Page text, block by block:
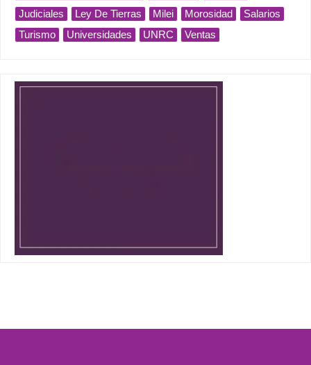
Judiciales
Ley De Tierras Milei Morosidad
Salarios
Turismo
Universidades UNRC Ventas